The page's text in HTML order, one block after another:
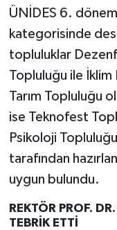
ÜNİDES 6.
kategorisinde
topluluklar
Topluluğu ile
Tarım Topluluğu
ise Teknofest
Psikoloji
tarafından
uygun bulundu.
REKTÖR PROF.
TEBRİK ETTİ